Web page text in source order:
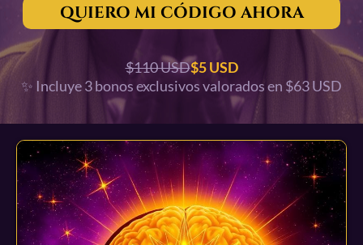
QUIERO MI CÓDIGO AHORA
$110 USD$5 USD
✨ Incluye 3 bonos exclusivos valorados en $63 USD